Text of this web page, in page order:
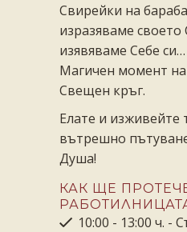
Свирейки на
изразяваме
изявяваме Себе си…
Магичен момент на
Свещен кръг.
Елате и изживейте
вътрешно
Душа!
КАК ЩЕ
10:00 - 13:00 ч. -